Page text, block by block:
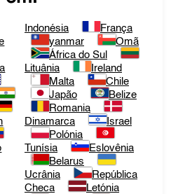
Indonésia
França
yanmar
Omã
África do Sul
Lituânia
Ireland
Malta
Chile
Japão
Belize
Romania
Dinamarca
Israel
Polónia
Tunísia
Eslovênia
Belarus
Ucrânia
República
Checa
Letónia